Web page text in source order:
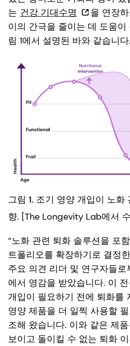
는 건강 기대수명
을 연장
이의 간극을 줄이는 데 도움
림 1에서 설명된 바와 같습니다.
그림 1. 조기 영양 개입이 노화
향. [The Longevity Lab에서
“노화 관련 퇴화 솔루션을 포
트폴리오를 확장하기로 결정
주요 의견 리더 및 연구자들
에서 영감을 받았습니다. 이
개입이 필요하기 전에 퇴화를
영양 제품을 더 일찍 사용할
조해 왔습니다. 이와 같은 제
보이고 돌이킬 수 없는 퇴화